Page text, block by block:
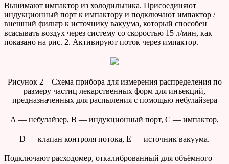
Вынимают импактор из холодильника. Присоединяют
индукционный порт к импактору и подключают импактор /
внешний фильтр к источнику вакуума, который способен
всасывать воздух через систему со скоростью 15 л/мин, как
показано на рис. 2. Активируют поток через импактор.
Рисунок 2 – Схема прибора для измерения распределения по
размеру частиц лекарственных форм для инъекций,
предназначенных для распыления с помощью небулайзера
А — небулайзер, B — индукционный порт, C — импактор,
D — клапан контроля потока, E — источник вакуума.
Подключают расходомер, откалиброванный для объёмного